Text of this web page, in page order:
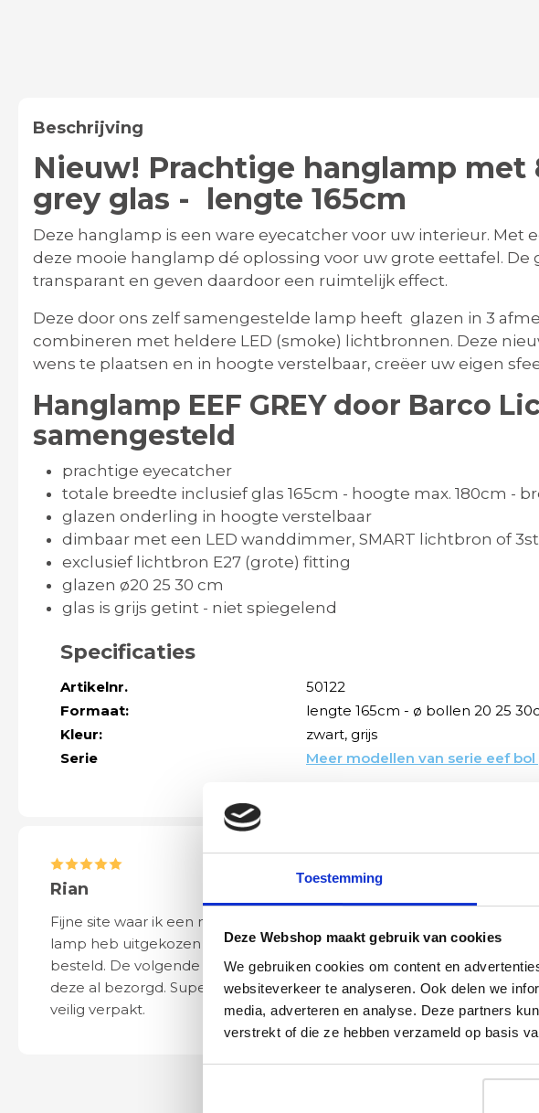
Toestemming
Deze Webshop maakt gebruik van cookies
We gebruiken cookies om content en
websiteverkeer te analyseren. Ook delen we
media, adverteren en analyse. Deze partners
verstrekt of die ze hebben verzameld op basis
Beschrijving
Nieuw! Prachtige hanglamp
grey glas - lengte 165cm
Deze hanglamp is een ware eyecatcher voor uw interieur. Met
deze mooie hanglamp dé oplossing voor uw grote eettafel. De
transparant en geven daardoor een ruimtelijk effect.
Deze door ons zelf samengestelde lamp heeft glazen in 3
combineren met heldere LED (smoke) lichtbronnen. Deze
wens te plaatsen en in hoogte verstelbaar, creëer uw eigen
Hanglamp EEF GREY door Barco
samengesteld
prachtige eyecatcher
totale breedte inclusief glas 165cm - hoogte max. 180cm -
glazen onderling in hoogte verstelbaar
dimbaar met een LED wanddimmer, SMART lichtbron of
exclusief lichtbron E27 (grote) fitting
glazen ø20 25 30 cm
glas is grijs getint - niet spiegelend
Specificaties
Artikelnr.
50122
Formaat:
lengte 165cm - ø bollen 20 25
Kleur:
zwart, grijs
Serie
Meer modellen van serie eef
Rian
Fijne site waar ik een mooie
lamp heb uitgekozen en
besteld. De volgende dag werd
deze al bezorgd. Super netjes en
veilig verpakt.
Anne
leveren verliep vlot en volledig
naar wens. Het artikel is zeer
mooi en schept veel sfeer, het is
ook eenvoudig te plaatsen.